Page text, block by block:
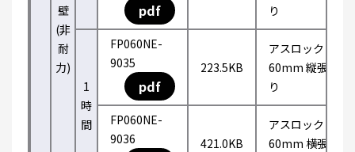
壁
(非
耐
力)
pdf
り
1
時
間
FP060NE-
9035
pdf
223.5KB
アスロック
60mm 縦張
り
FP060NE-
9036
421.0KB
アスロック
60mm 横張